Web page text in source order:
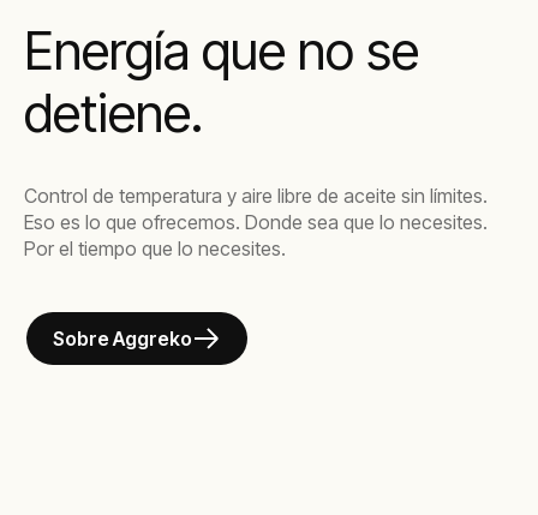
Energía que no se
detiene.
Control de temperatura y aire libre de aceite sin límites.
Eso es lo que ofrecemos. Donde sea que lo necesites.
Por el tiempo que lo necesites.
Sobre Aggreko